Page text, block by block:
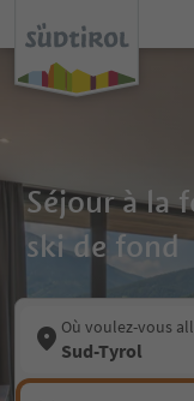
Séjour à la
ski de fond
Où voulez-vous
Sud-Tyrol